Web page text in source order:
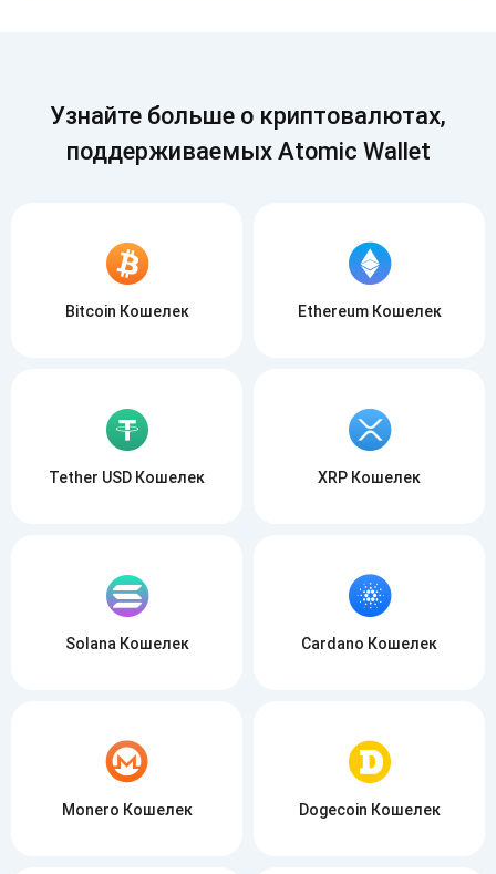
Узнайте больше о криптовалютах,
поддерживаемых Atomic Wallet
Bitcoin Кошелек Ethereum Кошелек
Tether USD Кошелек XRP Кошелек
Solana Кошелек Cardano Кошелек
Monero Кошелек Dogecoin Кошелек